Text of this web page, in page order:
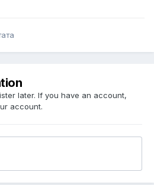
later. If you have an account,
account.